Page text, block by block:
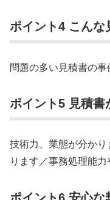
ポイント4 こんな
問題の多い見積書の事
ポイント5 見積書
技術力、業態が分か
ります／事務処理能
ポイント6 安心な